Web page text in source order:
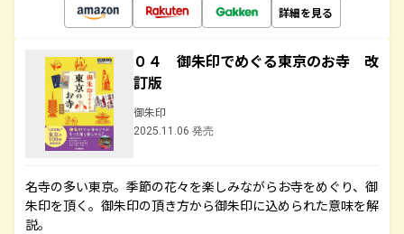
詳細を見る
０４ 御朱印でめぐる東京のお寺 改
訂版
御朱印
2025.11.06 発売
名寺の多い東京。季節の花々を楽しみながらお寺をめぐり、御
朱印を頂く。御朱印の頂き方から御朱印に込められた意味を解
説。